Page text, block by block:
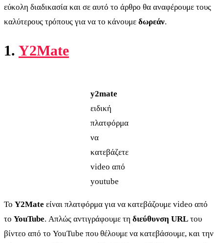
εύκολη διαδικασία και σε αυτό το άρθρο θα αναφέρουμε τους
καλύτερους τρόπους για να το κάνουμε δωρεάν.
1. Y2Mate
y2mate
ειδική
πλατφόρμα
να
κατεβάζετε
video από
youtube
Το Y2Mate είναι πλατφόρμα για να κατεβάζουμε video από
το YouTube. Απλώς αντιγράφουμε τη διεύθυνση URL του
βίντεο από το YouTube που θέλουμε να κατεβάσουμε, και την